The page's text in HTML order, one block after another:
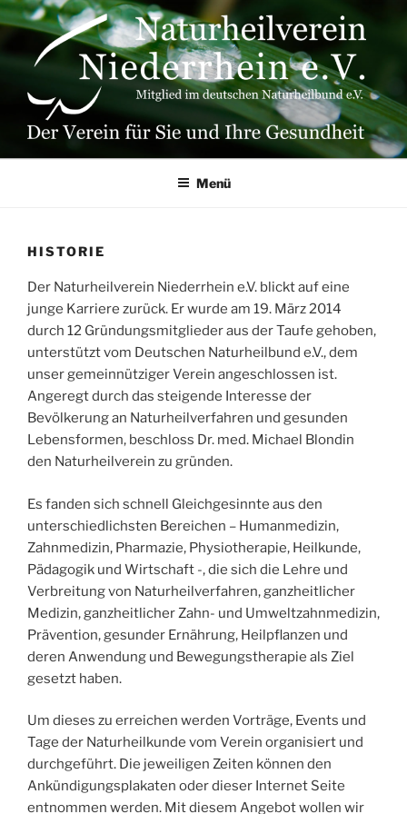
Zum
Inhalt
springen
Menü
HISTORIE
Der Naturheilverein Niederrhein e.V. blickt auf eine
junge Karriere zurück. Er wurde am 19. März 2014
durch 12 Gründungsmitglieder aus der Taufe gehoben,
unterstützt vom Deutschen Naturheilbund e.V., dem
unser gemeinnütziger Verein angeschlossen ist.
Angeregt durch das steigende Interesse der
Bevölkerung an Naturheilverfahren und gesunden
Lebensformen, beschloss Dr. med. Michael Blondin
den Naturheilverein zu gründen.
Es fanden sich schnell Gleichgesinnte aus den
unterschiedlichsten Bereichen – Humanmedizin,
Zahnmedizin, Pharmazie, Physiotherapie, Heilkunde,
Pädagogik und Wirtschaft -, die sich die Lehre und
Verbreitung von Naturheilverfahren, ganzheitlicher
Medizin, ganzheitlicher Zahn- und Umweltzahnmedizin,
Prävention, gesunder Ernährung, Heilpflanzen und
deren Anwendung und Bewegungstherapie als Ziel
gesetzt haben.
Um dieses zu erreichen werden Vorträge, Events und
Tage der Naturheilkunde vom Verein organisiert und
durchgeführt. Die jeweiligen Zeiten können den
Ankündigungsplakaten oder dieser Internet Seite
entnommen werden. Mit diesem Angebot wollen wir